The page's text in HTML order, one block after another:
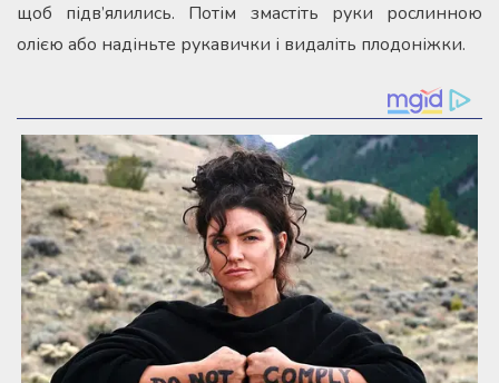
щоб підв’ялились. Потім змастіть руки рослинною
олією або надіньте рукавички і видаліть плодоніжки.